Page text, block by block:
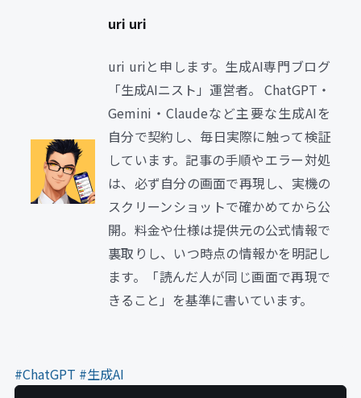
uri uri
uri uriと申します。生成AI専門ブログ
「生成AIニスト」運営者。 ChatGPT・
Gemini・Claudeなど主要な生成AIを
自分で契約し、毎日実際に触って検証
しています。記事の手順やエラー対処
は、必ず自分の画面で再現し、実機の
スクリーンショットで確かめてから公
開。料金や仕様は提供元の公式情報で
裏取りし、いつ時点の情報かを明記し
ます。「読んだ人が同じ画面で再現で
きること」を基準に書いています。
#ChatGPT #生成AI